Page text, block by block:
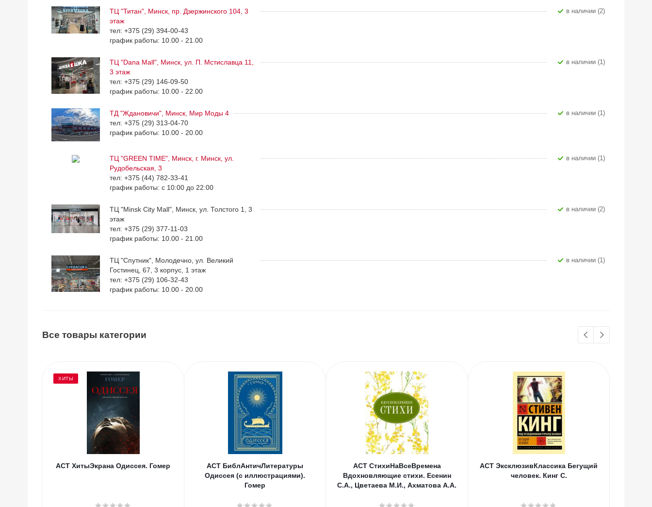
ТЦ "Титан", Минск, пр. Дзержинского 104, 3
этаж
тел: +375 (29) 394-00-43
график работы: 10.00 - 21.00
В наличии (2)
ТЦ "Dana Mall", Минск, ул. П. Мстиславца 11,
3 этаж
тел: +375 (29) 146-09-50
график работы: 10.00 - 22.00
В наличии (1)
ТД "Ждановичи", Минск, Мир Моды 4
тел: +375 (29) 313-04-70
график работы: 10.00 - 20.00
В наличии (1)
ТЦ "GREEN TIME", Минск, г. Минск, ул.
Рудобельская, 3
тел: +375 (44) 782-33-41
график работы: с 10:00 до 22:00
В наличии (1)
ТЦ "Minsk City Mall", Минск, ул. Толстого 1, 3
этаж
тел: +375 (29) 377-11-03
график работы: 10.00 - 21.00
В наличии (2)
ТЦ "Спутник", Молодечно, ул. Великий
Гостинец, 67, 3 корпус, 1 этаж
тел: +375 (29) 106-32-43
график работы: 10.00 - 20.00
В наличии (1)
Все товары категории
ХИТЫ
АСТ ХитыЭкрана Одиссея. Гомер
АСТ БиблАнтичЛитературы
Одиссея (с иллюстрациями).
Гомер
АСТ СтихиНаВсеВремена
Вдохновляющие стихи. Есенин
С.А., Цветаева М.И., Ахматова А.А.
АСТ ЭксклюзивКлассика Бегущий
человек. Кинг С.